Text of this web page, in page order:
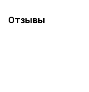
Отзывы